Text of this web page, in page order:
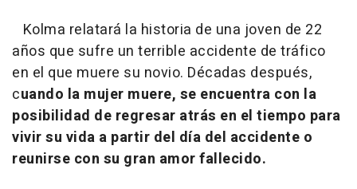
Kolma relatará la historia de una joven de 22
años que sufre un terrible accidente de tráfico
en el que muere su novio. Décadas después,
cuando la mujer muere, se encuentra con la
posibilidad de regresar atrás en el tiempo para
vivir su vida a partir del día del accidente o
reunirse con su gran amor fallecido.